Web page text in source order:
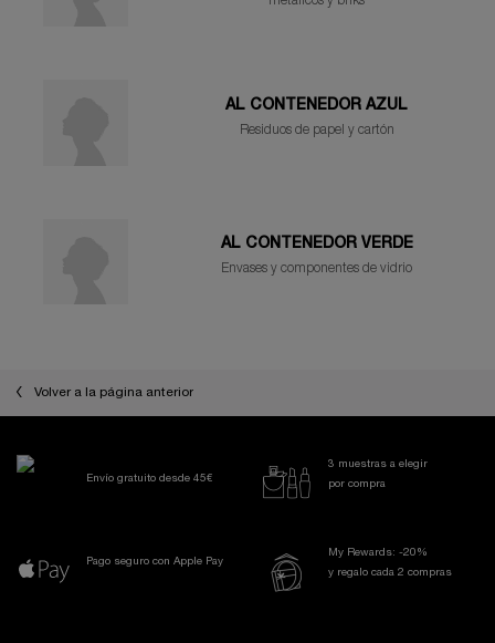
AL CONTENEDOR AZUL
Residuos de papel y cartón
AL CONTENEDOR VERDE
Envases y componentes de vidrio
Volver a la página anterior
Envío gratuito desde 45€
3 muestras a elegir
por compra
Pago seguro con Apple Pay
My Rewards: -20%
y regalo cada 2 compras